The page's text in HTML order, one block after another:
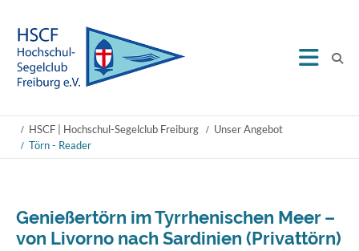
HSCF | Hochschul-Segelclub Freiburg
Unser Angebot
Törn - Reader
Genießertörn im Tyrrhenischen Meer –
von Livorno nach Sardinien (Privattörn)